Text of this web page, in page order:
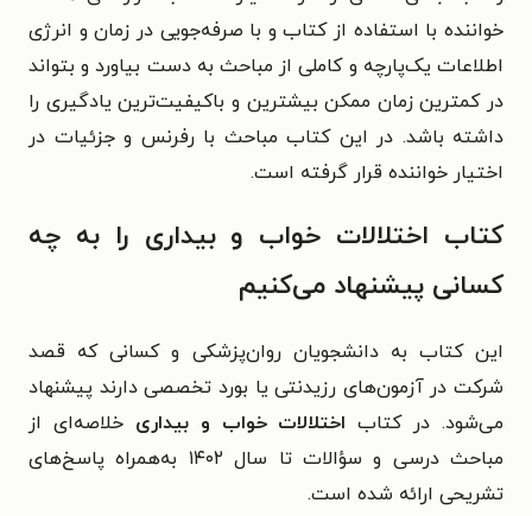
خواننده با استفاده از کتاب و با صرفه‌جویی در زمان و انرژی
اطلاعات یک‌پارچه و کاملی از مباحث به‌ دست بیاورد و بتواند
در کمترین زمان ممکن بیشترین و باکیفیت‌ترین یادگیری را
داشته باشد. در این کتاب مباحث با رفرنس و جزئیات در
اختیار خواننده قرار گرفته است.
کتاب اختلالات خواب و بیداری را به چه
کسانی پیشنهاد می‌کنیم
این کتاب به دانشجویان روان‌پزشکی و کسانی که قصد
شرکت در آزمون‌های رزیدنتی یا بورد تخصصی دارند پیشنهاد
می‌شود. در کتاب اختلالات خواب و بیداری خلاصه‌ای از
مباحث درسی و سؤالات تا سال ۱۴۰۲ به‌همراه پاسخ‌های
تشریحی ارائه شده است.